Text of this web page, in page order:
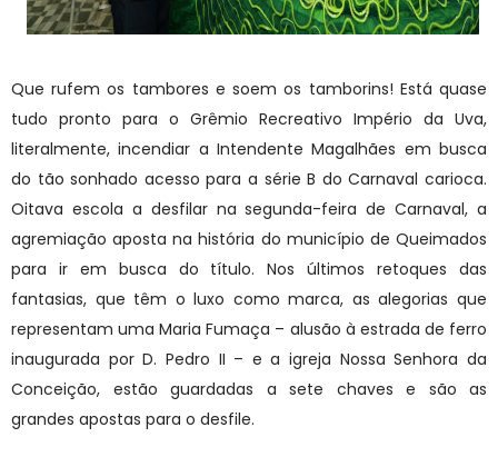
Que rufem os tambores e soem os tamborins! Está quase
tudo pronto para o Grêmio Recreativo Império da Uva,
literalmente, incendiar a Intendente Magalhães em busca
do tão sonhado acesso para a série B do Carnaval carioca.
Oitava escola a desfilar na segunda-feira de Carnaval, a
agremiação aposta na história do município de Queimados
para ir em busca do título. Nos últimos retoques das
fantasias, que têm o luxo como marca, as alegorias que
representam uma Maria Fumaça – alusão à estrada de ferro
inaugurada por D. Pedro II – e a igreja Nossa Senhora da
Conceição, estão guardadas a sete chaves e são as
grandes apostas para o desfile.